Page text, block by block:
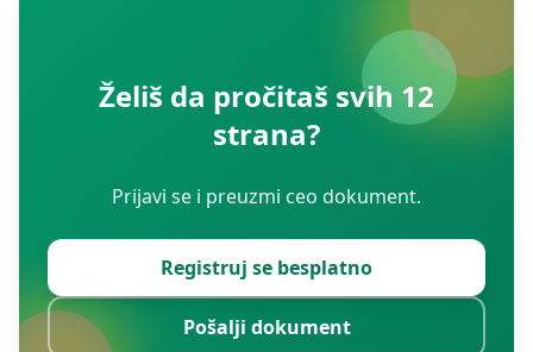
Želiš da pročitaš svih 12
strana?
Prijavi se i preuzmi ceo dokument.
Registruj se besplatno
Pošalji dokument